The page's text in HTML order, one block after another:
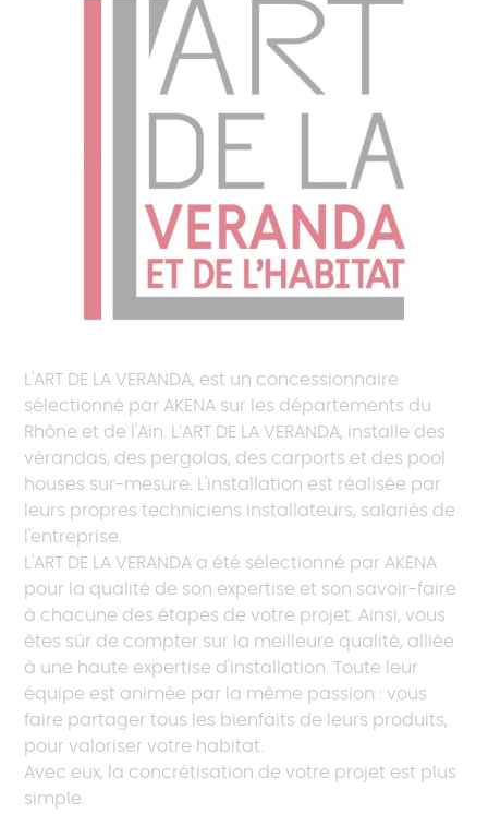
L'ART DE LA VERANDA, est un concessionnaire
sélectionné par AKENA sur les départements du
Rhône et de l'Ain. L’ART DE LA VERANDA, installe des
vérandas, des pergolas, des carports et des pool
houses sur-mesure. L'installation est réalisée par
leurs propres techniciens installateurs, salariés de
l'entreprise.
L'ART DE LA VERANDA a été sélectionné par AKENA
pour la qualité de son expertise et son savoir-faire
à chacune des étapes de votre projet. Ainsi, vous
êtes sûr de compter sur la meilleure qualité, alliée
à une haute expertise d'installation. Toute leur
équipe est animée par la même passion : vous
faire partager tous les bienfaits de leurs produits,
pour valoriser votre habitat.
Avec eux, la concrétisation de votre projet est plus
simple.